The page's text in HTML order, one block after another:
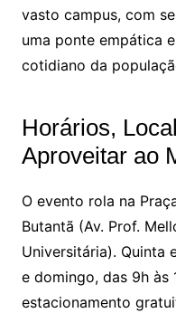
vasto campus, com
uma ponte empática
cotidiano da
Horários,
Aproveitar ao
O evento rola na
Butantã (Av. Prof.
Universitária). Quinta
e domingo, das 9h às
estacionamento